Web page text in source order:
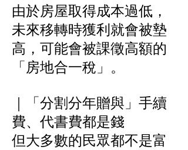
由於房屋取得成本過低，
未來移轉時獲利就會被墊
高，可能會被課徵高額的
「房地合一稅」。
｜「分割分年贈與」手續
費、代書費都是錢
但大多數的民眾都不是富